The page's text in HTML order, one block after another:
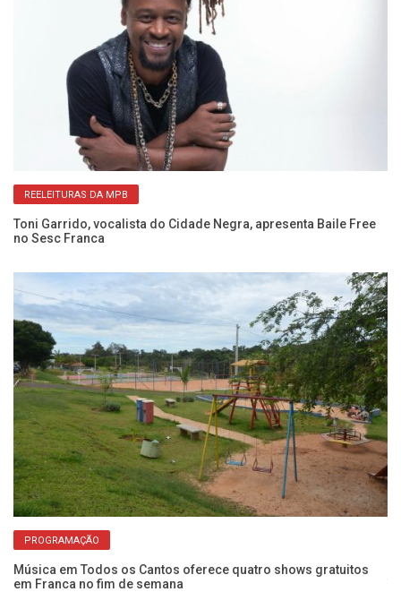
REELEITURAS DA MPB
Toni Garrido, vocalista do Cidade Negra, apresenta Baile Free
no Sesc Franca
PROGRAMAÇÃO
Música em Todos os Cantos oferece quatro shows gratuitos
em Franca no fim de semana